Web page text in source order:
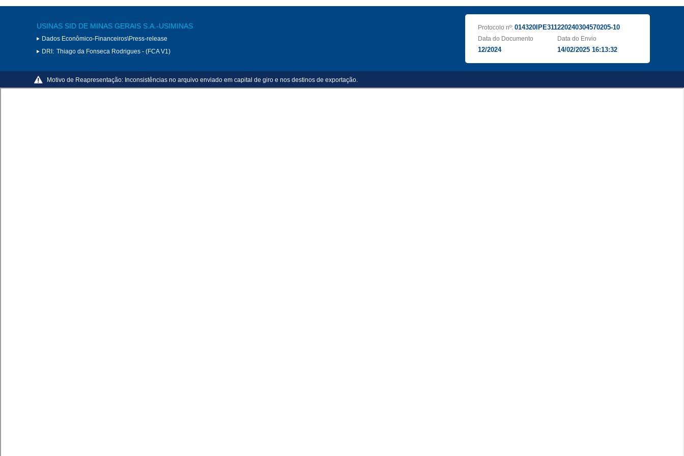
USINAS SID DE MINAS GERAIS S.A.-USIMINAS
Dados Econômico-Financeiros\Press-release
DRI: Thiago da Fonseca Rodrigues - (FCA V1)
Protocolo nº: 014320IPE311220240304570205-10
Data do Documento
12/2024
Data do Envio
14/02/2025 16:13:32
Motivo de Reapresentação: Inconsistências no arquivo enviado em capital de giro e nos destinos de exportação.